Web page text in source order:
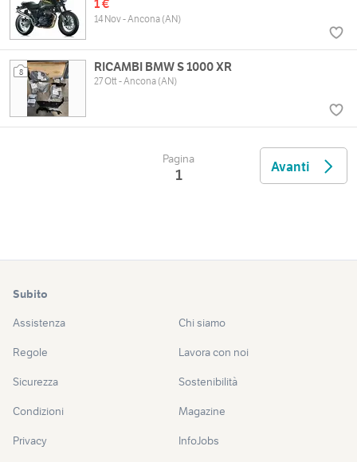
1 €
14 Nov - Ancona (AN)
8 RICAMBI BMW S 1000 XR
27 Ott - Ancona (AN)
Pagina
1 Avanti
Subito
Assistenza
Regole
Sicurezza
Condizioni
Privacy
Chi siamo
Lavora con noi
Sostenibilità
Magazine
InfoJobs